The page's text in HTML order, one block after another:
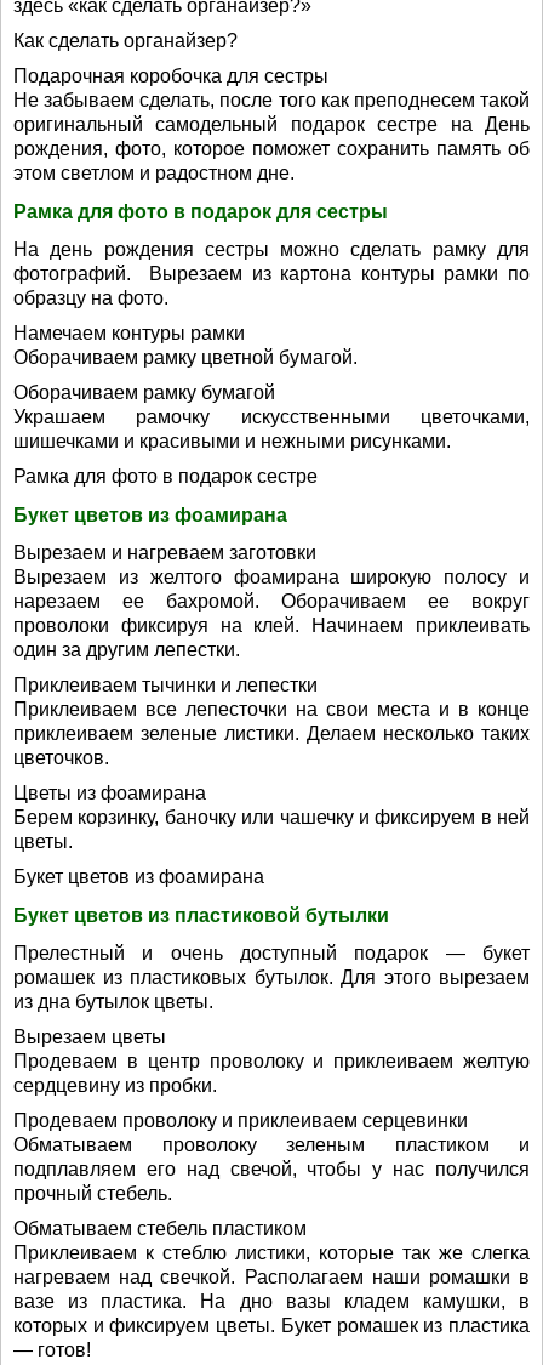
здесь «как сделать органайзер?»
Как сделать органайзер?
Подарочная коробочка для сестры
Не забываем сделать, после того как преподнесем такой
оригинальный самодельный подарок сестре на День
рождения, фото, которое поможет сохранить память об
этом светлом и радостном дне.
Рамка для фото в подарок для сестры
На день рождения сестры можно сделать рамку для
фотографий. Вырезаем из картона контуры рамки по
образцу на фото.
Намечаем контуры рамки
Оборачиваем рамку цветной бумагой.
Оборачиваем рамку бумагой
Украшаем рамочку искусственными цветочками,
шишечками и красивыми и нежными рисунками.
Рамка для фото в подарок сестре
Букет цветов из фоамирана
Вырезаем и нагреваем заготовки
Вырезаем из желтого фоамирана широкую полосу и
нарезаем ее бахромой. Оборачиваем ее вокруг
проволоки фиксируя на клей. Начинаем приклеивать
один за другим лепестки.
Приклеиваем тычинки и лепестки
Приклеиваем все лепесточки на свои места и в конце
приклеиваем зеленые листики. Делаем несколько таких
цветочков.
Цветы из фоамирана
Берем корзинку, баночку или чашечку и фиксируем в ней
цветы.
Букет цветов из фоамирана
Букет цветов из пластиковой бутылки
Прелестный и очень доступный подарок — букет
ромашек из пластиковых бутылок. Для этого вырезаем
из дна бутылок цветы.
Вырезаем цветы
Продеваем в центр проволоку и приклеиваем желтую
сердцевину из пробки.
Продеваем проволоку и приклеиваем серцевинки
Обматываем проволоку зеленым пластиком и
подплавляем его над свечой, чтобы у нас получился
прочный стебель.
Обматываем стебель пластиком
Приклеиваем к стеблю листики, которые так же слегка
нагреваем над свечкой. Располагаем наши ромашки в
вазе из пластика. На дно вазы кладем камушки, в
которых и фиксируем цветы. Букет ромашек из пластика
— готов!